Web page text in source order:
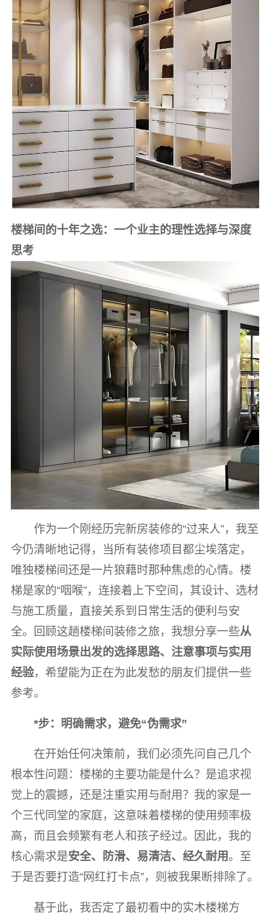
楼梯间的十年之选：一个业主的理性选择与深度
思考
作为一个刚经历完新房装修的“过来人”，我至
今仍清晰地记得，当所有装修项目都尘埃落定，
唯独楼梯间还是一片狼藉时那种焦虑的心情。楼
梯是家的“咽喉”，连接着上下空间，其设计、选材
与施工质量，直接关系到日常生活的便利与安
全。回顾这趟楼梯间装修之旅，我想分享一些从
实际使用场景出发的选择思路、注意事项与实用
经验，希望能为正在为此发愁的朋友们提供一些
参考。
*步：明确需求，避免“伪需求”
在开始任何决策前，我们必须先问自己几个
根本性问题：楼梯的主要功能是什么？是追求视
觉上的震撼，还是注重实用与耐用？我的家是一
个三代同堂的家庭，这意味着楼梯的使用频率极
高，而且会频繁有老人和孩子经过。因此，我的
核心需求是安全、防滑、易清洁、经久耐用。至
于是否要打造“网红打卡点”，则被我果断排除了。
基于此，我否定了最初看中的实木楼梯方